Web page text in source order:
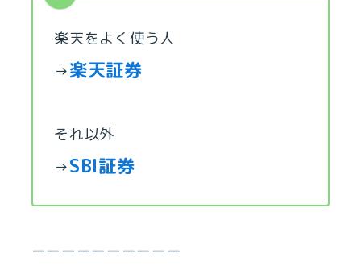
楽天をよく使う人
→楽天証券
それ以外
→SBI証券
ーーーーーーーーーー